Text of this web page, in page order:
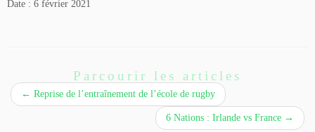
Date : 6 février 2021
Parcourir les articles
← Reprise de l’entraînement de l’école de rugby
6 Nations : Irlande vs France →